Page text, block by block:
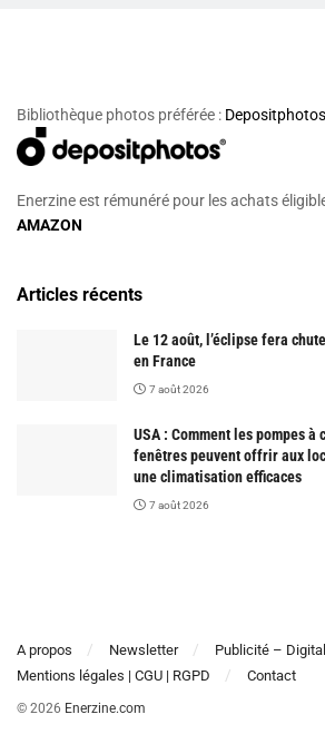
Bibliothèque photos préférée :
Enerzine est rémunéré pour les achats
AMAZON
Articles récents
Le 12 août, l’éclipse fera
en France
7 août 2026
USA : Comment les pompes à
fenêtres peuvent offrir aux
une climatisation efficaces
7 août 2026
A propos Newsletter
Publicité –
Mentions légales | CGU | RGPD
Contact
© 2026 Enerzine.com